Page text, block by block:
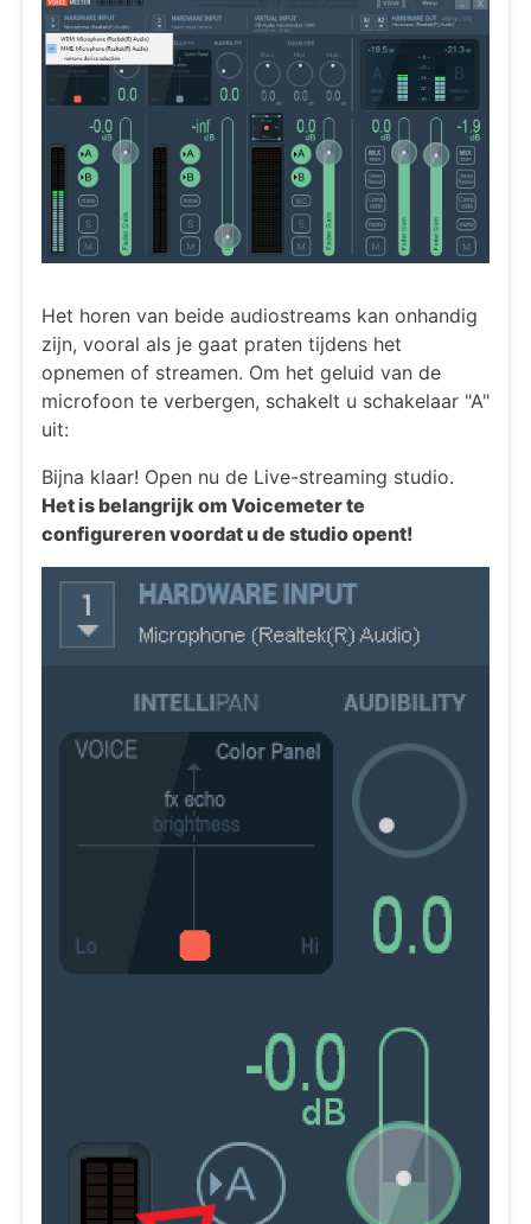
Het horen van beide audiostreams kan onhandig
zijn, vooral als je gaat praten tijdens het
opnemen of streamen. Om het geluid van de
microfoon te verbergen, schakelt u schakelaar "A"
uit:
Bijna klaar! Open nu de Live-streaming studio.
Het is belangrijk om Voicemeter te
configureren voordat u de studio opent!